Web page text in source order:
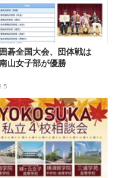
碁全国大会、団体戦は
山女子部が優勝